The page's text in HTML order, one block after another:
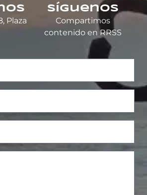
Plaza
Síguenos
Compartimos
contenido en RRSS